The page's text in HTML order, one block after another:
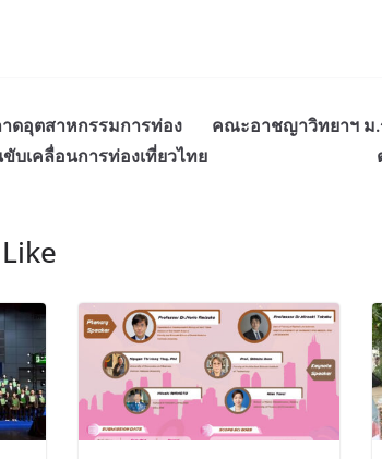
ดอุตสาหกรรมการท่อง
บเคลื่อนการท่องเที่ยวไทย
คณะอาชญาวิทยาฯ ม